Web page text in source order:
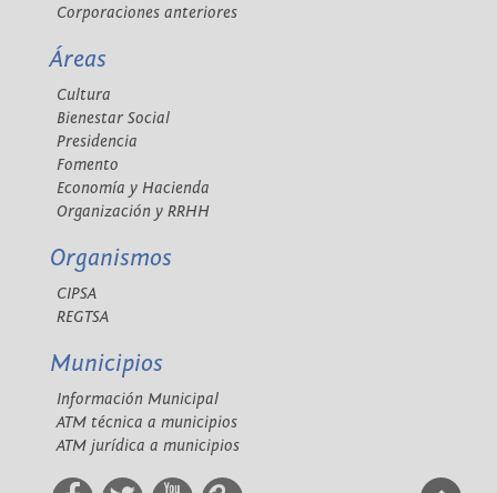
Corporaciones anteriores
Áreas
Cultura
Bienestar Social
Presidencia
Fomento
Economía y Hacienda
Organización y RRHH
Organismos
CIPSA
REGTSA
Municipios
Información Municipal
ATM técnica a municipios
ATM jurídica a municipios